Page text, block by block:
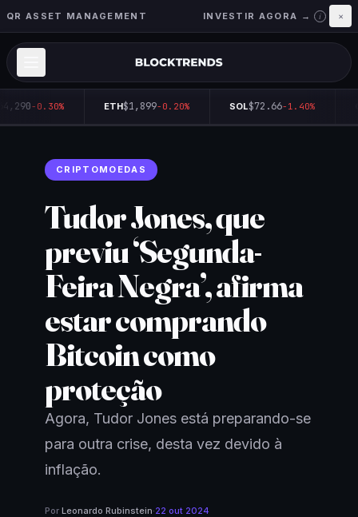
QR ASSET MANAGEMENT INVESTIR AGORA → i ×
-0.30% ETH$1,899-0.20% SOL$72.66-1.40%
CRIPTOMOEDAS
Tudor Jones, que
previu ‘Segunda-
Feira Negra’, afirma
estar comprando
Bitcoin como
proteção
Agora, Tudor Jones está preparando-se
para outra crise, desta vez devido à
inflação.
Por Leonardo Rubinstein·22 out 2024